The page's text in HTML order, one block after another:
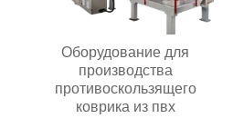
Оборудование для
производства
противоскользящего
коврика из пвх